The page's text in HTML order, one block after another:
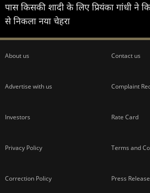
पास किसकी शादी के लिए प्रियंका गांधी ने
से निकला नया चेहरा
About us Contact us
Advertise with us Complaint
Investors Rate Card
Privacy Policy Terms and
Correction Policy Press